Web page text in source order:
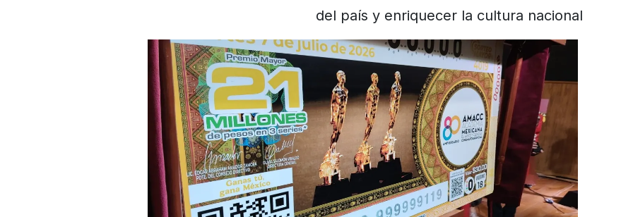
del país y enriquecer la cultura nacional